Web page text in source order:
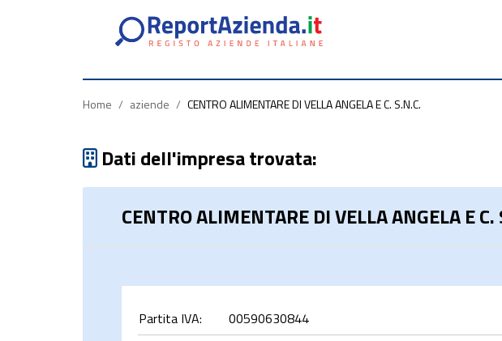
Home / aziende / CENTRO ALIMENTARE DI VELLA ANGELA E C. S.N.C.
Dati dell'impresa trovata:
CENTRO ALIMENTARE DI VELLA ANGELA E C.
Partita IVA:
00590630844